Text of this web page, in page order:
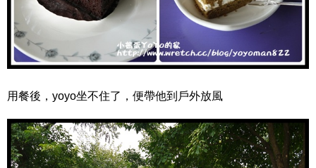
用餐後，yoyo坐不住了，便帶他到戶外放風